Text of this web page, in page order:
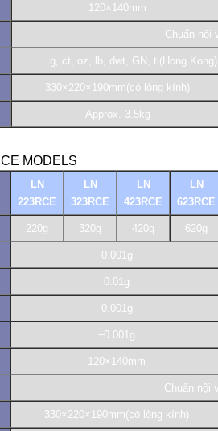
120×140mm
Chuẩn nội
g, ct, oz, lb, dwt, GN, tl(Hong
330×220×190mm(có lòng kính)
Approx. 3.5kg
CE MODELS
LN
223RCE
LN
323RCE
LN
423RCE
LN
623RCE
220g 320g 420g 620g
0.001g
0.01g
0.001g
±0.001g
120×140mm
Chuẩn nội
330×220×190mm(có lòng kính)